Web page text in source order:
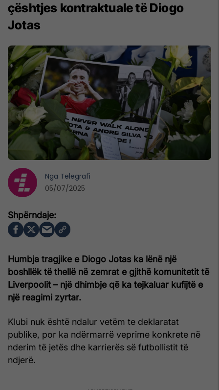
çështjes kontraktuale të Diogo
Jotas
Humbja tragjike e Diogo Jotas ka lënë një
boshllëk të thellë në zemrat e gjithë komunitetit të
Liverpoolit – një dhimbje që ka tejkaluar kufijtë e
një reagimi zyrtar.
Klubi nuk është ndalur vetëm te deklaratat
publike, por ka ndërmarrë veprime konkrete në
nderim të jetës dhe karrierës së futbollistit të
ndjerë.
Nga Telegrafi
05/07/2025